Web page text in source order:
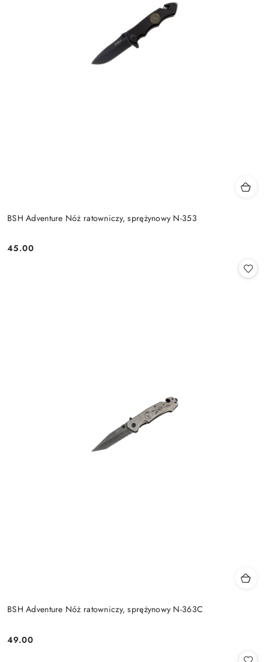
BSH Adventure Nóż ratowniczy, sprężynowy N-353
Cena:
45.00
BSH Adventure Nóż ratowniczy, sprężynowy N-363C
Cena:
49.00